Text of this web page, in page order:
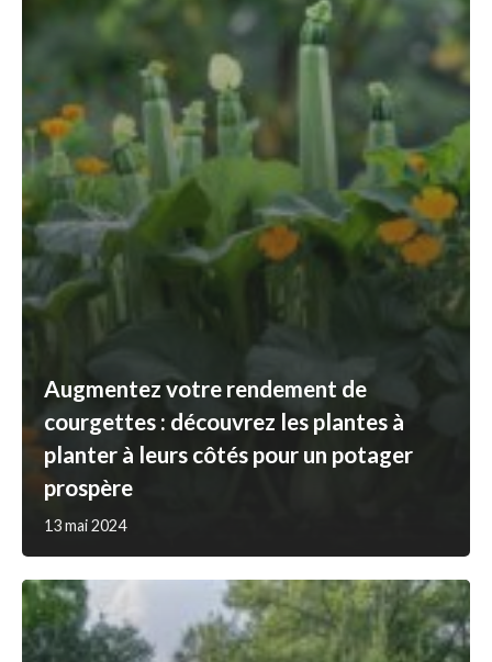
Augmentez votre rendement de
courgettes : découvrez les plantes à
planter à leurs côtés pour un potager
prospère
13 mai 2024